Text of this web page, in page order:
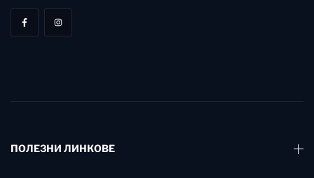
ПОЛЕЗНИ ЛИНКОВЕ